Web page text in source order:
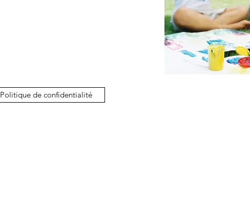
Politique de confidentialité